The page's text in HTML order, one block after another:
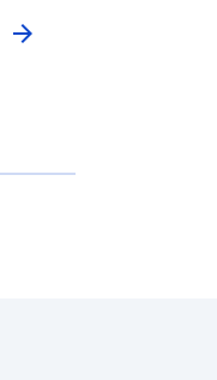
arrow_forward